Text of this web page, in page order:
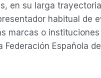
en su larga
habitual de
marcas o instituciones
Federación Española